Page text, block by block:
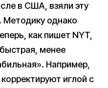
в США, взяли эту
Методику однако
как пишет NYT,
менее
Например,
иглой с